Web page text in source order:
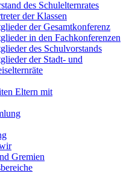
des Schulelternrates
der Klassen
der Gesamtkonferenz
in den Fachkonferenzen
des Schulvorstands
der Stadt- und
Eltern mit
Gremien